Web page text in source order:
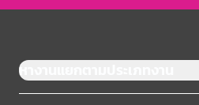
หางานแยกตามประเภทงาน